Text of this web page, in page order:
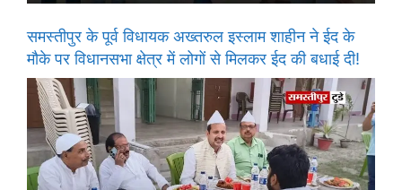
समस्तीपुर के पूर्व विधायक अख्तरुल इस्लाम शाहीन ने ईद के
मौके पर विधानसभा क्षेत्र में लोगों से मिलकर ईद की बधाई दी!